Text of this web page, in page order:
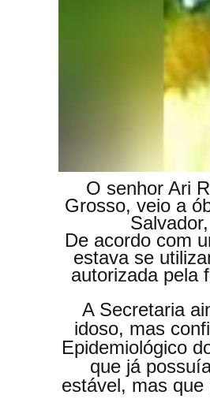
O senhor Ari
Grosso, veio a
De acordo com
estava se
autorizada pela
A Secretaria
idoso, mas
Epidemiológico
que já
estável, mas